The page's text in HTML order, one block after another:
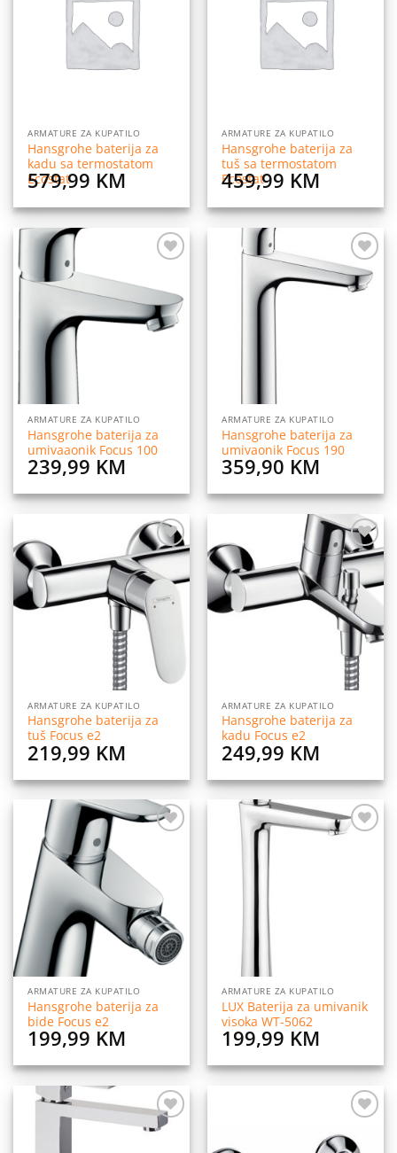
ARMATURE ZA KUPATILO
Hansgrohe baterija za
kadu sa termostatom
Ecostat
579,99 KM
ARMATURE ZA KUPATILO
Hansgrohe baterija za
tuš sa termostatom
Ecostat
459,99 KM
listu
želja
ARMATURE ZA KUPATILO
Hansgrohe baterija za
umivaaonik Focus 100
239,99 KM
Dodaj
na
listu
ARMATURE ZA KUPATILO
Hansgrohe baterija za
umivaonik Focus 190
359,90 KM
Dodaj
listu
želja
ARMATURE ZA KUPATILO
Hansgrohe baterija za
tuš Focus e2
219,99 KM
Dodaj
na
listu
želja
ARMATURE ZA KUPATILO
Hansgrohe baterija za
kadu Focus e2
249,99 KM
ARMATURE ZA KUPATILO
Hansgrohe baterija za
bide Focus e2
199,99 KM
ARMATURE ZA KUPATILO
LUX Baterija za umivanik
visoka WT-5062
199,99 KM
Dodaj
na